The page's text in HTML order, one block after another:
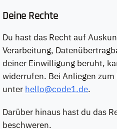
Deine Rechte
Du hast das Recht auf
Verarbeitung,
deiner Einwilligung beruht,
widerrufen. Bei Anliegen
unter hello@code1.de.
Darüber hinaus hast du das
beschweren.